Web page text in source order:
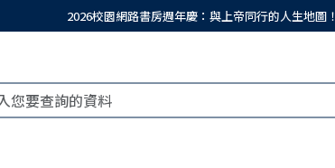
2026校園網路書房週年慶：與上帝同行的人生地圖！